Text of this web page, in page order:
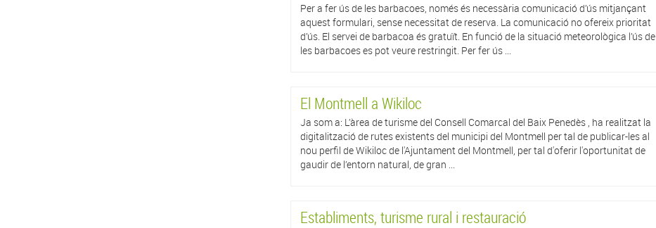
Per a fer ús de les barbacoes, només és necessària comunicació d’ús mitjançant
aquest formulari, sense necessitat de reserva. La comunicació no ofereix prioritat
d’ús. El servei de barbacoa és gratuït. En funció de la situació meteorològica l’ús de
les barbacoes es pot veure restringit. Per fer ús ...
El Montmell a Wikiloc
Ja som a: L’àrea de turisme del Consell Comarcal del Baix Penedès , ha realitzat la
digitalització de rutes existents del municipi del Montmell per tal de publicar-les al
nou perfil de Wikiloc de l'Ajuntament del Montmell, per tal d'oferir l'oportunitat de
gaudir de l’entorn natural, de gran ...
Establiments, turisme rural i restauració